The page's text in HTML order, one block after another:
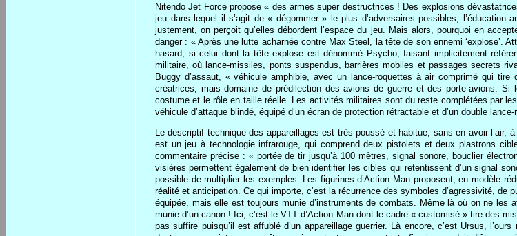
Nitendo Jet Force propose « des armes super destructrices ! Des explosions
jeu dans lequel il s’agit de « dégommer » le plus d’adversaires possibles,
justement, on perçoit qu’elles débordent l’espace du jeu. Mais alors, pourquoi en
danger : « Après une lutte acharnée contre Max Steel, la tête de son ennemi ‘explose’.
hasard, si celui dont la tête explose est dénommé Psycho, faisant implicitement
militaire, où lance-missiles, ponts suspendus, barrières mobiles et passages secrets
Buggy d’assaut, « véhicule amphibie, avec un lance-roquettes à air comprimé qui
créatrices, mais domaine de prédilection des avions de guerre et des porte-avions.
costume et le rôle en taille réelle. Les activités militaires sont du reste complétées par
véhicule d’attaque blindé, équipé d’un écran de protection rétractable et d’un double
Le descriptif technique des appareillages est très poussé et habitue, sans en avoir
est un jeu à technologie infrarouge, qui comprend deux pistolets et deux plastrons
commentaire précise : « portée de tir jusqu’à 100 mètres, signal sonore, bouclier
visières permettent également de bien identifier les cibles qui retentissent d’un signal
possible de multiplier les exemples. Les figurines d’Action Man proposent, en modèle
réalité et anticipation. Ce qui importe, c’est la récurrence des symboles d’agressivité,
équipée, mais elle est toujours munie d’instruments de combats. Même là où on ne
munie d’un canon ! Ici, c’est le VTT d’Action Man dont le cadre « customisé » tire des
pas suffire puisqu’il est affublé d’un appareillage guerrier. Là encore, c’est Ursus,